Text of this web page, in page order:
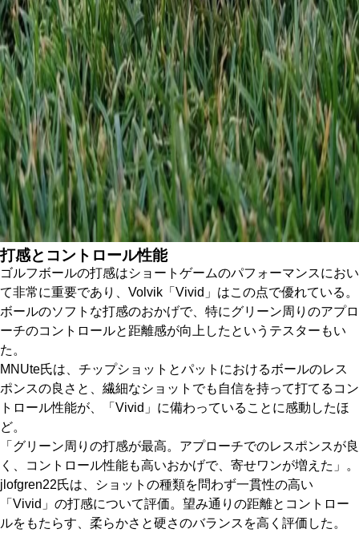
打感とコントロール性能
ゴルフボールの打感はショートゲームのパフォーマンスにおい
て非常に重要であり、Volvik「Vivid」はこの点で優れている。
ボールのソフトな打感のおかげで、特にグリーン周りのアプロ
ーチのコントロールと距離感が向上したというテスターもい
た。
MNUte氏は、チップショットとパットにおけるボールのレス
ポンスの良さと、繊細なショットでも自信を持って打てるコン
トロール性能が、「Vivid」に備わっていることに感動したほ
ど。
「グリーン周りの打感が最高。アプローチでのレスポンスが良
く、コントロール性能も高いおかげで、寄せワンが増えた」。
jlofgren22氏は、ショットの種類を問わず一貫性の高い
「Vivid」の打感について評価。望み通りの距離とコントロー
ルをもたらす、柔らかさと硬さのバランスを高く評価した。